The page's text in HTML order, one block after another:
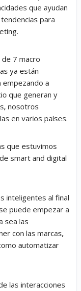
que ayudan
para
7 macro
ya están
a
que generan y
nosotros
en varios países.
que estuvimos
smart and digital
inteligentes al final
puede empezar a
sea las
con las marcas,
automatizar
las interacciones